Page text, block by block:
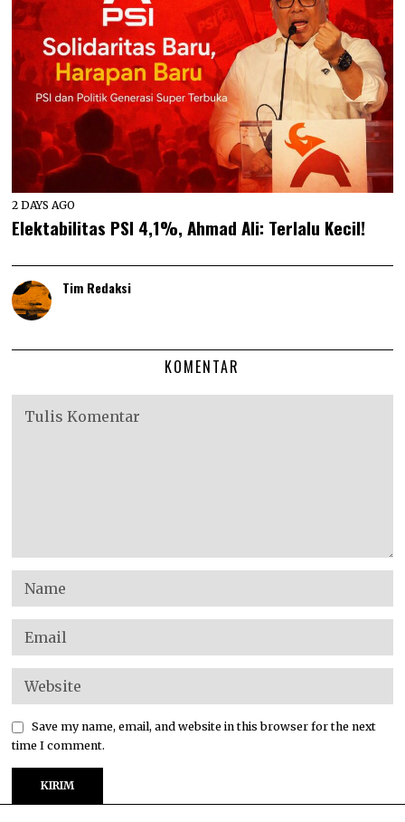
2 DAYS AGO
Elektabilitas PSI 4,1%, Ahmad Ali: Terlalu Kecil!
Tim Redaksi
KOMENTAR
Save my name, email, and website in this browser for the next
time I comment.